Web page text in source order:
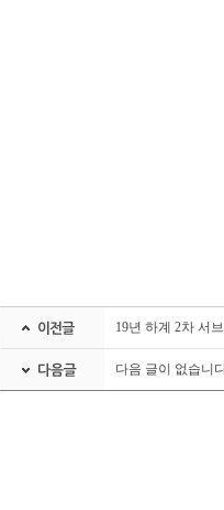
19년 하계 2차 서
다음 글이 없습니